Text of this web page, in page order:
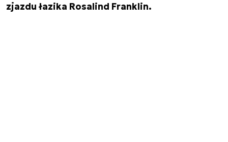
zjazdu łazika Rosalind Franklin.